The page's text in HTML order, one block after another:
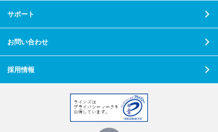
サポート
お問い合わせ
採用情報